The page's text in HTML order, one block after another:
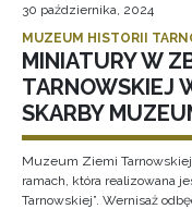
30 października, 2024
MUZEUM HISTORII
MINIATURY W
TARNOWSKIEJ
SKARBY
Muzeum Ziemi
ramach, która realizowana
Tarnowskiej”. Wernisaż